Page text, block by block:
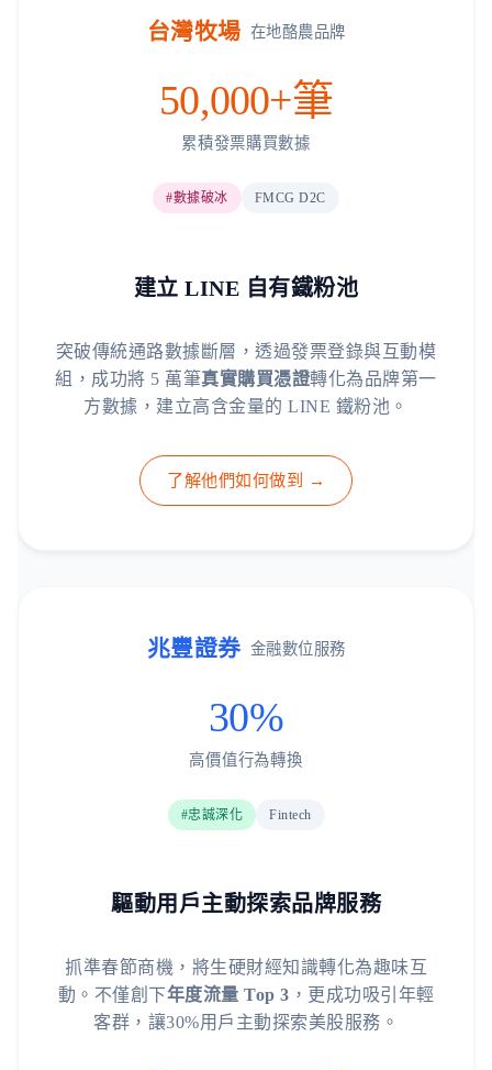
台灣牧場 在地酪農品牌
50,000+筆
累積發票購買數據
#數據破冰 FMCG D2C
建立 LINE 自有鐵粉池
突破傳統通路數據斷層，透過發票登錄與互動模
組，成功將 5 萬筆真實購買憑證轉化為品牌第一
方數據，建立高含金量的 LINE 鐵粉池。
了解他們如何做到 →
兆豐證券 金融數位服務
30%
高價值行為轉換
#忠誠深化 Fintech
驅動用戶主動探索品牌服務
抓準春節商機，將生硬財經知識轉化為趣味互
動。不僅創下年度流量 Top 3 ，更成功吸引年輕
客群，讓30%用戶主動探索美股服務。